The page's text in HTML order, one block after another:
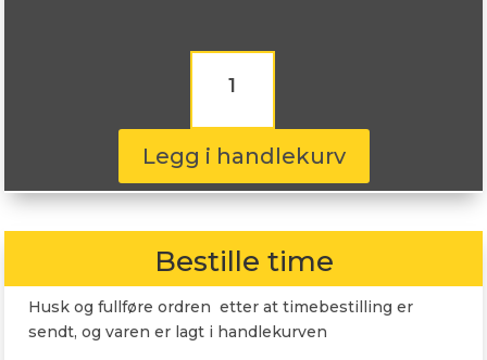
Continental
EcoContact
195/55R15
85H
antall
Legg i handlekurv
Bestille time
Husk og fullføre ordren etter at timebestilling er
sendt, og varen er lagt i handlekurven